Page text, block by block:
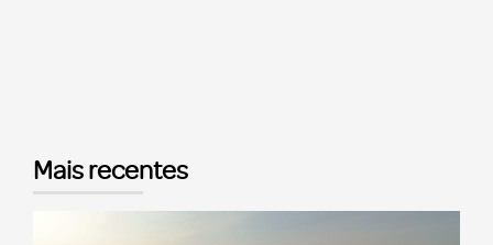
Mais recentes